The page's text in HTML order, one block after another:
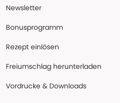
Newsletter
Bonusprogramm
Rezept einlösen
Freiumschlag herunterladen
Vordrucke & Downloads